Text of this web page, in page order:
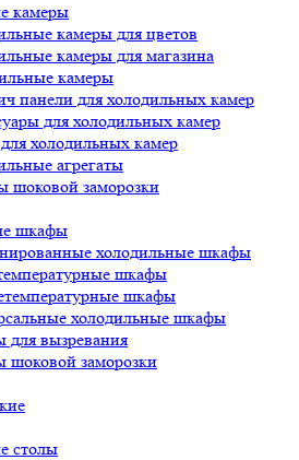
камеры
камеры для цветов
камеры для магазина
камеры
панели для холодильных камер
для холодильных камер
холодильных камер
агрегаты
шоковой заморозки
шкафы
холодильные шкафы
шкафы
шкафы
холодильные шкафы
вызревания
заморозки
столы